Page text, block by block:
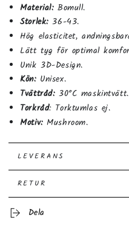
Material: Bomull.
Storlek:36-43.
Hög elasticitet,
Lätt tyg för optimal
Unik 3D-Design.
Kön:Unisex.
Tvättråd:30°C maskintvätt.
Torkråd: Torktumlas ej.
Motiv:Mushroom.
LEVERANS
RETUR
Dela